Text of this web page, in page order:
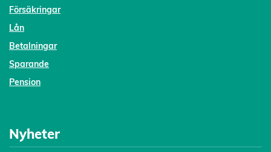
Försäkringar
Lån
Betalningar
Sparande
Pension
Nyheter